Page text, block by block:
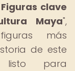
clave
Maya",
más
de este
listo para